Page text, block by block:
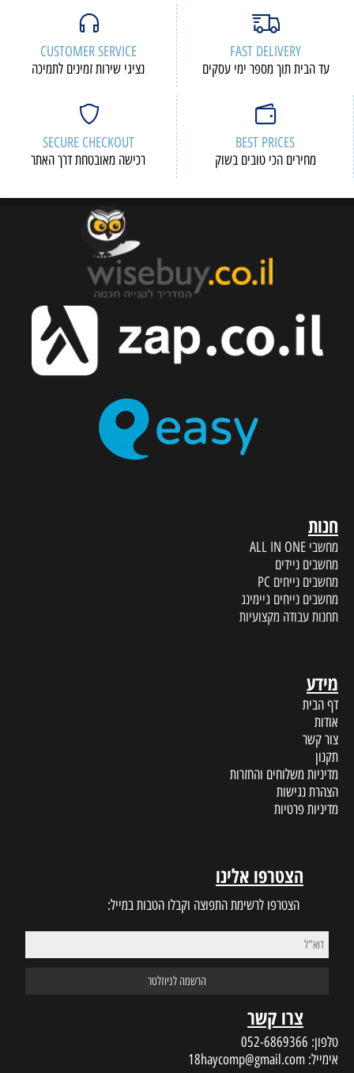
FAST DELIVERY
עד הבית תוך מספר ימי עסקים
CUSTOMER SERVICE
נציגי שירות זמינים לתמיכה
BEST PRICES
מחירים הכי טובים בשוק
SECURE CHECKOUT
רכישה מאובטחת דרך האתר
חנות
מחשבי ALL IN ONE
מחשבים ניידים
מחשבים נייחים PC
מחשבים נייחים גיימינג
תחנות עבודה מקצועיות
מידע
דף הבית
אודות
צור קשר
תקנון
מדיניות משלוחים והחזרות
הצהרת נגישות
מדיניות פרטיות
הצטרפו אלינו
הצטרפו לרשימת התפוצה וקבלו הטבות במייל:
צרו קשר
טלפון: 052-6869366
אימייל: 18haycomp@gmail.com